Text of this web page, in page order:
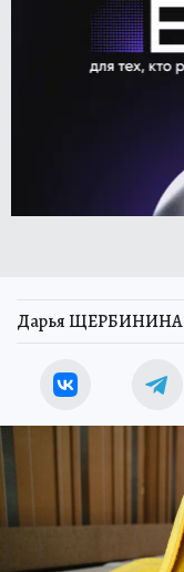
Дарья ЩЕРБИНИНА